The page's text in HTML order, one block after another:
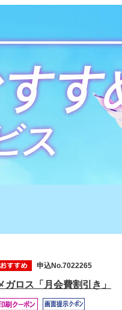
申込No.7022265
ガロス「月会費割引き」